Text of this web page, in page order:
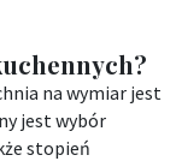
na wymiar jest
jest wybór
stopień